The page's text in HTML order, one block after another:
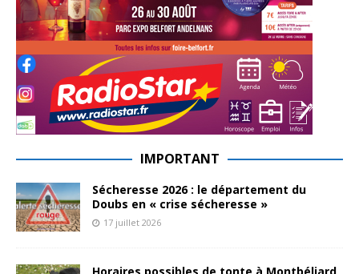
IMPORTANT
Sécheresse 2026 : le département du
Doubs en « crise sécheresse »
17 juillet 2026
Horaires possibles de tonte à Montbéliard